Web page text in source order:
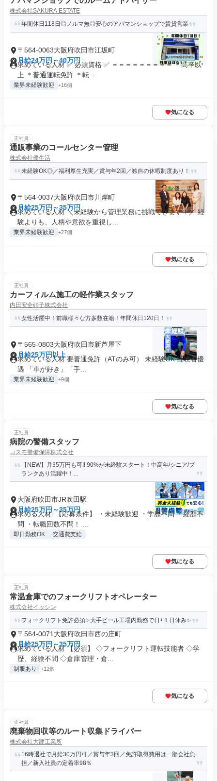
株式会社SAKURA ESTATE
年間休日118日◎ノルマ無◎安心のアパマンショップで賃貸営業
〒564-0063大阪府吹田市江坂町
月給24万円～40万円
求めている人材 ✅ 必須資格 ✅ ＝＝＝＝＝＝＝＝＝ ＊高卒以
上 ＊普通運転免許 ＊転...
業界未経験歓迎 +16個
気になる
正社員
通販事業のコールセンター管理
株式会社優生活
未経験OK◎／福利厚生充実／賞与年2回／独自の休暇制度あり！
〒564-0037大阪府吹田市川岸町
月給25万円～35万円
求めている人材 ＼未経験から管理業務に挑戦できます！／ 経
験よりも、人柄や意欲を重視し...
業界未経験歓迎 +27個
気になる
正社員
カーフィルム施工の軽作業スタッフ
内田安全硝子株式会社
女性活躍中！前職様々な方多数在籍！年間休日120日！
〒565-0803大阪府吹田市新芦屋下
月給25万円以上
求めている人材 要普通免許（ATのみ可） 未経験OK 経験者優
遇 「車が好き」「手...
業界未経験歓迎 +9個
気になる
正社員
病院の警備スタッフ
コスモ警備保障株式会社
【NEW】月35万円も可!! 90%が未経験スタート！中高年/シニア/ブ
ランクあり活躍中！...
大阪府吹田市JR吹田駅
月給25万円～35万円
求める人材: 【応募条件】 ・未経験歓迎 ・学歴不問 ・経歴不
問 ・転職回数不問！ ...
即日勤務OK 交通費支給
気になる
正社員
常温倉庫でのフォークリフトオペレーター
株式会社イッシン
フォークリフト免許必須✨大手ビール工場内勤務で日+１日休み✨
〒564-0071大阪府吹田市西の庄町
月給25万円～35万円
求めている人材 【必須】 ◇フォークリフト運転技能者 ◇学
歴、経験不問 ◇倉庫管理・倉...
制服あり +12個
気になる
正社員
廃棄物回収等のルート収集ドライバー
株式会社大建工業所
16時退社で月給30万円可／賞与年3回／免許取得費用は一部会社負
担／新入社員の定着率98％